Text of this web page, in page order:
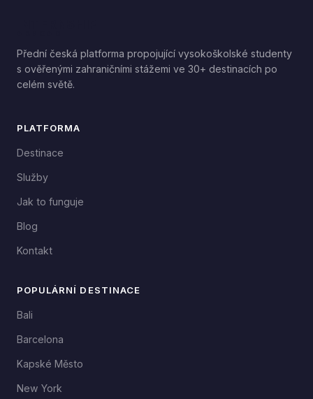
Přední česká platforma propojující vysokoškolské studenty
s ověřenými zahraničními stážemi ve 30+ destinacích po
celém světě.
PLATFORMA
Destinace
Služby
Jak to funguje
Blog
Kontakt
POPULÁRNÍ DESTINACE
Bali
Barcelona
Kapské Město
New York